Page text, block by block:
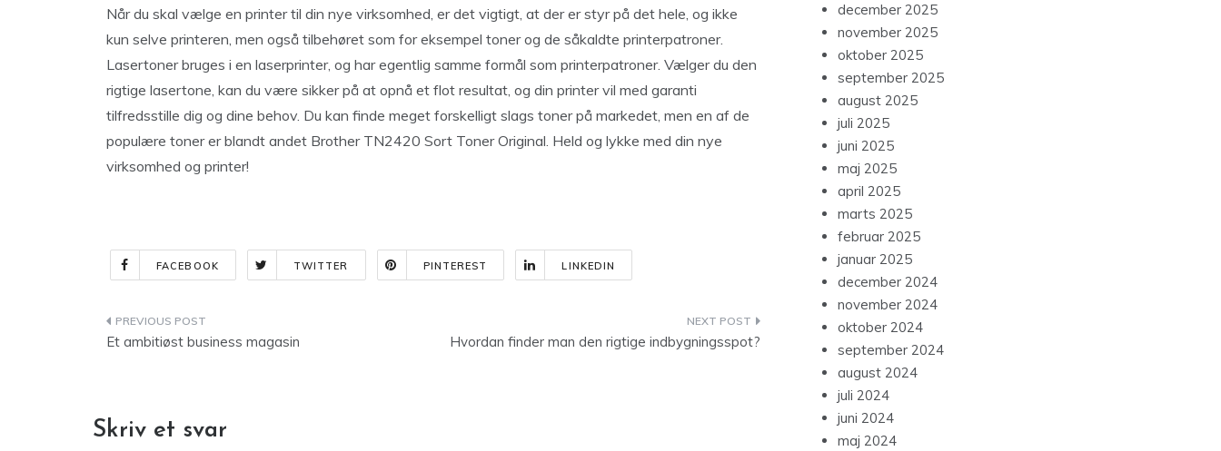
Når du skal vælge en printer til din nye virksomhed, er det vigtigt, at der er styr på det hele, og ikke
kun selve printeren, men også tilbehøret som for eksempel toner og de såkaldte printerpatroner.
Lasertoner bruges i en laserprinter, og har egentlig samme formål som printerpatroner. Vælger du den
rigtige lasertone, kan du være sikker på at opnå et flot resultat, og din printer vil med garanti
tilfredsstille dig og dine behov. Du kan finde meget forskelligt slags toner på markedet, men en af de
populære toner er blandt andet Brother TN2420 Sort Toner Original. Held og lykke med din nye
virksomhed og printer!
FACEBOOK TWITTER PINTEREST LINKEDIN
Indlægsnavigation
Et ambitiøst business magasin Hvordan finder man den rigtige indbygningsspot?
Skriv et svar
december 2025
november 2025
oktober 2025
september 2025
august 2025
juli 2025
juni 2025
maj 2025
april 2025
marts 2025
februar 2025
januar 2025
december 2024
november 2024
oktober 2024
september 2024
august 2024
juli 2024
juni 2024
maj 2024